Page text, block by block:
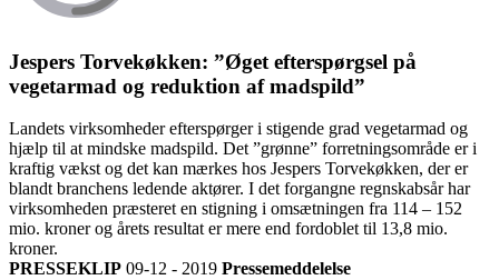
Jespers Torvekøkken: ”Øget efterspørgsel på
vegetarmad og reduktion af madspild”
Landets virksomheder efterspørger i stigende grad vegetarmad og
hjælp til at mindske madspild. Det ”grønne” forretningsområde er i
kraftig vækst og det kan mærkes hos Jespers Torvekøkken, der er
blandt branchens ledende aktører. I det forgangne regnskabsår har
virksomheden præsteret en stigning i omsætningen fra 114 – 152
mio. kroner og årets resultat er mere end fordoblet til 13,8 mio.
kroner.
PRESSEKLIP 09-12 - 2019 Pressemeddelelse